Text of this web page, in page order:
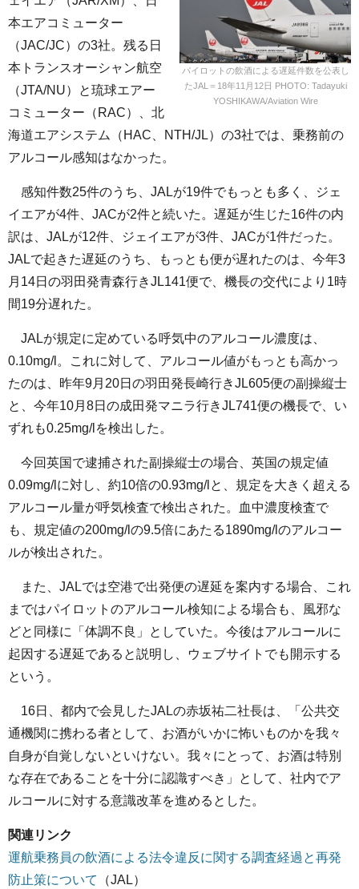
パイロットの飲酒による遅延件数を公表し
たJAL＝18年11月12日 PHOTO: Tadayuki
YOSHIKAWA/Aviation Wire
本エアコミューター
（JAC/JC）の3社。残る日
本トランスオーシャン航空
（JTA/NU）と琉球エアー
コミューター（RAC）、北
海道エアシステム（HAC、NTH/JL）の3社では、乗務前の
アルコール感知はなかった。
感知件数25件のうち、JALが19件でもっとも多く、ジェ
イエアが4件、JACが2件と続いた。遅延が生じた16件の内
訳は、JALが12件、ジェイエアが3件、JACが1件だった。
JALで起きた遅延のうち、もっとも便が遅れたのは、今年3
月14日の羽田発青森行きJL141便で、機長の交代により1時
間19分遅れた。
JALが規定に定めている呼気中のアルコール濃度は、
0.10mg/l。これに対して、アルコール値がもっとも高かっ
たのは、昨年9月20日の羽田発長崎行きJL605便の副操縦士
と、今年10月8日の成田発マニラ行きJL741便の機長で、い
ずれも0.25mg/lを検出した。
今回英国で逮捕された副操縦士の場合、英国の規定値
0.09mg/lに対し、約10倍の0.93mg/lと、規定を大きく超える
アルコール量が呼気検査で検出された。血中濃度検査で
も、規定値の200mg/lの9.5倍にあたる1890mg/lのアルコー
ルが検出された。
また、JALでは空港で出発便の遅延を案内する場合、これ
まではパイロットのアルコール検知による場合も、風邪な
どと同様に「体調不良」としていた。今後はアルコールに
起因する遅延であると説明し、ウェブサイトでも開示する
という。
16日、都内で会見したJALの赤坂祐二社長は、「公共交
通機関に携わる者として、お酒がいかに怖いものかを我々
自身が自覚しないといけない。我々にとって、お酒は特別
な存在であることを十分に認識すべき」として、社内でア
ルコールに対する意識改革を進めるとした。
関連リンク
運航乗務員の飲酒による法令違反に関する調査経過と再発
防止策について
（JAL）